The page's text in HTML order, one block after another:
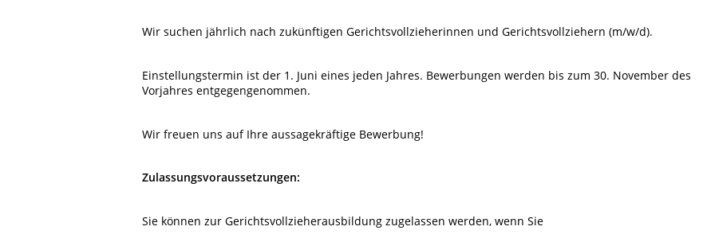
Wir suchen jährlich nach zukünftigen Gerichtsvollzieherinnen und Gerichtsvollziehern (m/w/d).
Einstellungstermin ist der 1. Juni eines jeden Jahres. Bewerbungen werden bis zum 30. November des
Vorjahres entgegengenommen.
Wir freuen uns auf Ihre aussagekräftige Bewerbung!
Zulassungsvoraussetzungen:
Sie können zur Gerichtsvollzieherausbildung zugelassen werden, wenn Sie